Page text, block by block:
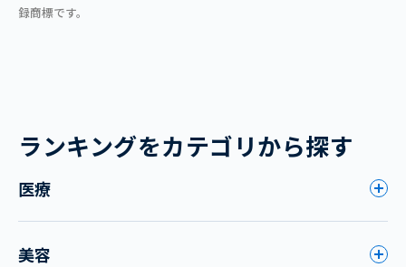
録商標です。
ランキングをカテゴリから探す
医療
美容